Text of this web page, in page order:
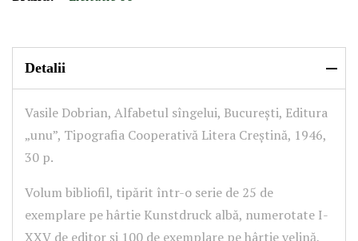
Detalii
Vasile Dobrian, Alfabetul sîngelui, București, Editura
„unu”, Tipografia Cooperativă Litera Creștină, 1946,
30 p.
Volum bibliofil, tipărit într-o serie de 25 de
exemplare pe hârtie Kunstdruck albă, numerotate I-
XXV de editor și 100 de exemplare pe hârtie velină,